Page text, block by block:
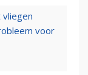
vliegen
voor